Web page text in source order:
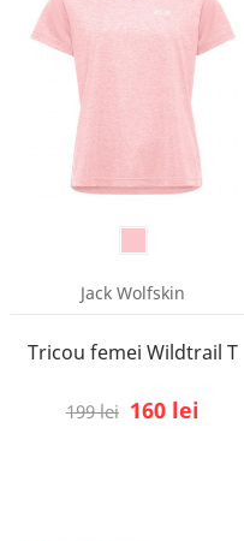
Jack Wolfskin
Tricou femei Wildtrail T
199 lei 160 lei